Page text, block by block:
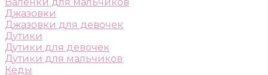
Джазовки
Джазовки для девочек
Дутики
Дутики для девочек
Дутики для мальчиков
Кеды